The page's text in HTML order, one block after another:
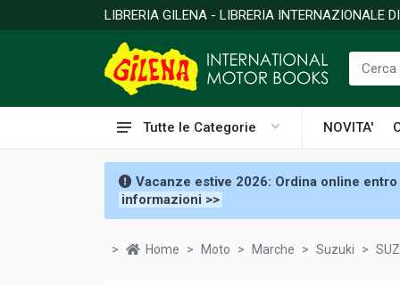
LIBRERIA GILENA - LIBRERIA INTERNAZIONALE
Tutte le Categorie NOVITA'
Vacanze estive 2026: Ordina online
informazioni >>
Home Moto Marche Suzuki